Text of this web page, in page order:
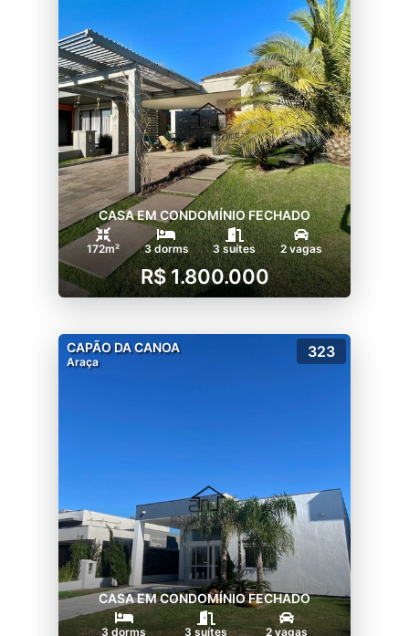
CASA EM CONDOMÍNIO FECHADO
172m² 3 dorms 3 suítes 2 vagas
R$ 1.800.000
CAPÃO DA CANOA
Araça
323
CASA EM CONDOMÍNIO FECHADO
3 dorms 3 suítes 2 vagas